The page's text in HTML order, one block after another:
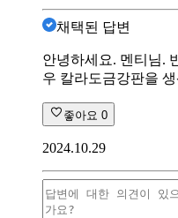
채택된 답변
안녕하세요. 멘티님.
우 칼라도금강판을
좋아요 0
2024.10.29